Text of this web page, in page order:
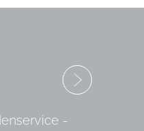
-